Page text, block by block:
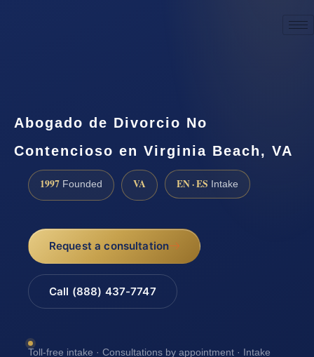
Abogado de Divorcio No
Contencioso en Virginia Beach, VA
1997 Founded VA EN · ES Intake
Request a consultation
Call (888) 437-7747
Toll-free intake · Consultations by appointment · Intake